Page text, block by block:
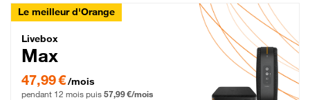
Le meilleur d'Orange
Livebox Max Fibre
Livebox
Max
47,99 € par mois pendant 12 mois puis 57,99 € par mois, Engagement 12 mois
47,99 €/mois
pendant 12 mois puis 57,99 €/mois